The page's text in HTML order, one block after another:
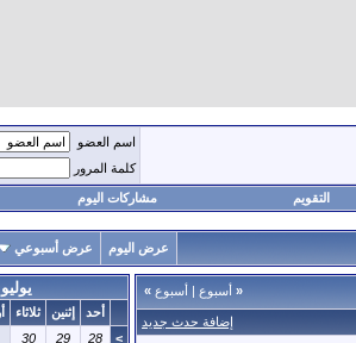
اسم العضو
كلمة المرور
التقويم مشاركات اليوم
عرض اليوم عرض أسبوعي
« أسبوع | أسبوع »
إضافة حدث جديد
يوليو
أحد إثنين ثلاثاء
>
28
29
30